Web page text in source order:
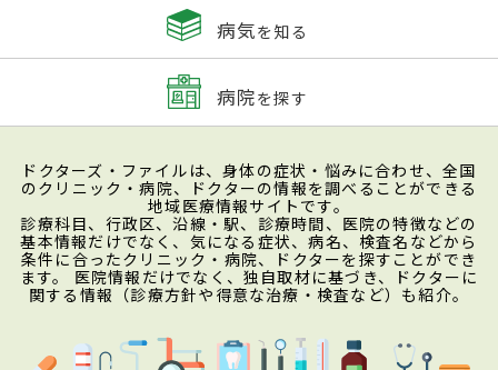
病気を知る
病院を探す
ドクターズ・ファイルは、身体の症状・悩みに合わせ、全国
のクリニック・病院、ドクターの情報を調べることができる
地域医療情報サイトです。
診療科目、行政区、沿線・駅、診療時間、医院の特徴などの
基本情報だけでなく、気になる症状、病名、検査名などから
条件に合ったクリニック・病院、ドクターを探すことができ
ます。 医院情報だけでなく、独自取材に基づき、ドクターに
関する情報（診療方針や得意な治療・検査など）も紹介。